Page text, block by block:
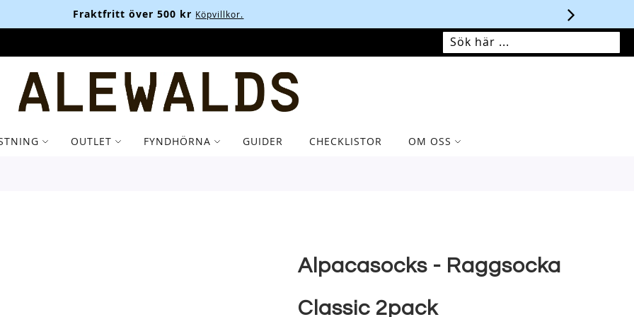
Fraktfritt över 500 kr Köpvillkor.
SÖK SÖK
MIN VARUKORG
OUTLET FYNDHÖRNA GUIDER CHECKLISTOR OM OSS
Alpacasocks - Raggsocka
Classic 2pack